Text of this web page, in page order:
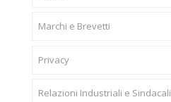
Marchi e Brevetti
Privacy
Relazioni Industriali e Sindacali